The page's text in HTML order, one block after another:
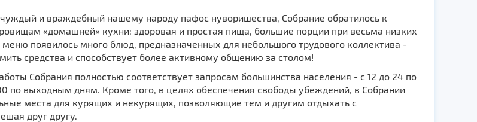
и враждебный нашему народу пафос нуворишества, Собрание обратилось к
«домашней» кухни: здоровая и простая пища, большие порции при весьма низких
появилось много блюд, предназначенных для небольшого трудового коллектива -
средства и способствует более активному общению за столом!
Собрания полностью соответствует запросам большинства населения - с 12 до 24 по
по выходным дням. Кроме того, в целях обеспечения свободы убеждений, в Собрании
места для курящих и некурящих, позволяющие тем и другим отдыхать с
друг другу.